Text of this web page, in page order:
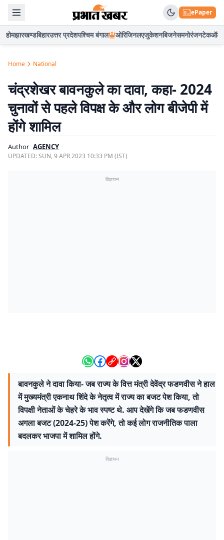
ePaper
होमझारखण्डबिहारउत्तर प्रदेशपश्चिम बंगाल ओरिजिनलएजुकेशनबिजनेसमनोरंजनटेकऑटो
Home National
चंद्रशेखर बावनकुले का दावा, कहा- 2024
चुनावों से पहले विपक्ष के और लोग बीजेपी में
होंगे शामिल
Author AGENCY
UPDATED:SUN, 9 APR 2023 10:33 PM (IST)
विज्ञापन
बावनकुले ने दावा किया- जब राज्य के वित्त मंत्री देवेंद्र फडणवीस ने हाल
में मुख्यमंत्री एकनाथ शिंदे के नेतृत्व में राज्य का बजट पेश किया, तो
विपक्षी नेताओं के चेहरे के भाव स्पष्ट थे. आप देखेंगे कि जब फडणवीस
अगला बजट (2024-25) पेश करेंगे, तो कई लोग राजनीतिक पाला
बदलकर भाजपा में शामिल होंगे.
विज्ञापन